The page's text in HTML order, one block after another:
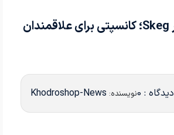
مینی جان کوپر Skeg؛ کانسپتی برای علاقمندان
دیدگاه : 0 نویسنده: Khodroshop-News